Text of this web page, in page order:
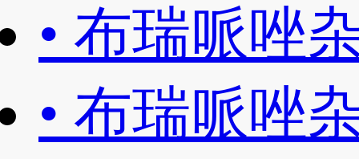
• 布瑞哌唑
• 布瑞哌唑